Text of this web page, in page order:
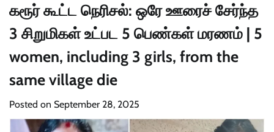
கரூர் கூட்ட நெரிசல்: ஒரே ஊரைச் சேர்ந்த
3 சிறுமிகள் உட்பட 5 பெண்கள் மரணம் | 5
women, including 3 girls, from the
same village die
Posted on September 28, 2025